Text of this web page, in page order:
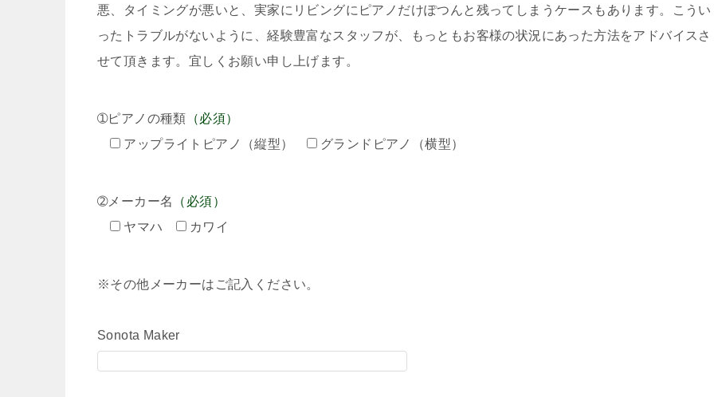
悪、タイミングが悪いと、実家にリビングにピアノだけぽつんと残ってしまうケースもあります。こうい
ったトラブルがないように、経験豊富なスタッフが、もっともお客様の状況にあった方法をアドバイスさ
せて頂きます。宜しくお願い申し上げます。
➀ピアノの種類 （必須）
アップライトピアノ（縦型）
グランドピアノ（横型）
➁メーカー名
（必須）
ヤマハ
カワイ
※その他メーカーはご記入ください。
Sonota Maker